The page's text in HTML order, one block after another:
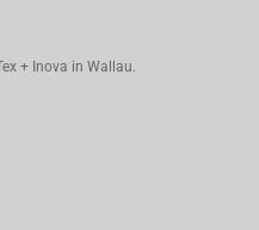
+ Inova in Wallau.